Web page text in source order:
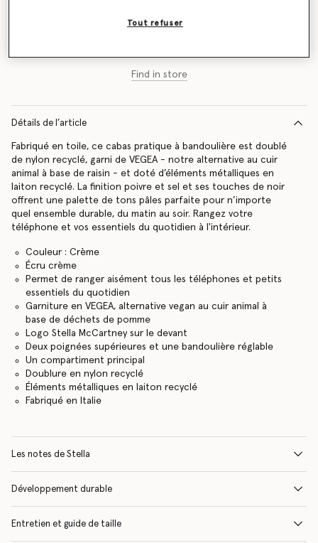
Find in store
Détails de l’article
Fabriqué en toile, ce cabas pratique à bandoulière est doublé
de nylon recyclé, garni de VEGEA - notre alternative au cuir
animal à base de raisin - et doté d’éléments métalliques en
laiton recyclé. La finition poivre et sel et ses touches de noir
offrent une palette de tons pâles parfaite pour n’importe
quel ensemble durable, du matin au soir. Rangez votre
téléphone et vos essentiels du quotidien à l'intérieur.
Couleur : Crème
Écru crème
Permet de ranger aisément tous les téléphones et petits
essentiels du quotidien
Garniture en VEGEA, alternative vegan au cuir animal à
base de déchets de pomme
Logo Stella McCartney sur le devant
Deux poignées supérieures et une bandoulière réglable
Un compartiment principal
Doublure en nylon recyclé
Éléments métalliques en laiton recyclé
Fabriqué en Italie
Les notes de Stella
Développement durable
Entretien et guide de taille
Tout refuser